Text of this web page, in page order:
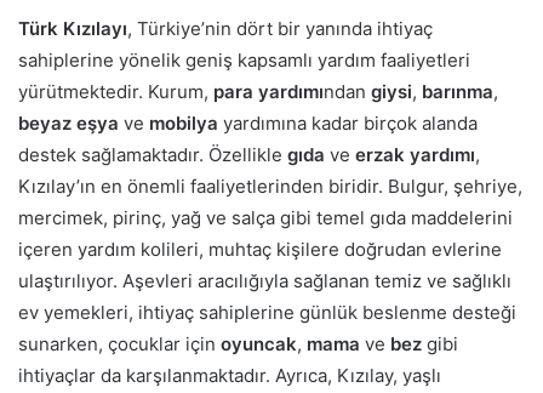
Türk Kızılayı, Türkiye’nin dört bir yanında ihtiyaç
sahiplerine yönelik geniş kapsamlı yardım faaliyetleri
yürütmektedir. Kurum, para yardımından giysi, barınma,
beyaz eşya ve mobilya yardımına kadar birçok alanda
destek sağlamaktadır. Özellikle gıda ve erzak yardımı,
Kızılay’ın en önemli faaliyetlerinden biridir. Bulgur, şehriye,
mercimek, pirinç, yağ ve salça gibi temel gıda maddelerini
içeren yardım kolileri, muhtaç kişilere doğrudan evlerine
ulaştırılıyor. Aşevleri aracılığıyla sağlanan temiz ve sağlıklı
ev yemekleri, ihtiyaç sahiplerine günlük beslenme desteği
sunarken, çocuklar için oyuncak, mama ve bez gibi
ihtiyaçlar da karşılanmaktadır. Ayrıca, Kızılay, yaşlı